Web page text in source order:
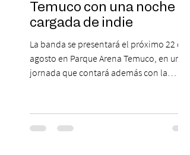
Temuco con una noche
cargada de indie
La banda se presentará el próximo 22 de
agosto en Parque Arena Temuco, en una
jornada que contará además con la
agosto, el Parque Arena Temuco será
escenario de una noche dedicada al indie